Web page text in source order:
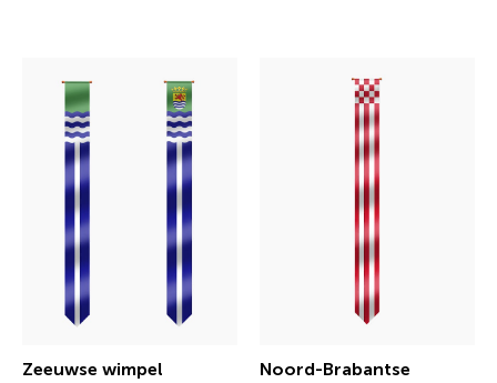
Zeeuwse wimpel
Noord-Brabantse